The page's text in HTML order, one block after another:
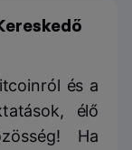
és a
élő
Ha